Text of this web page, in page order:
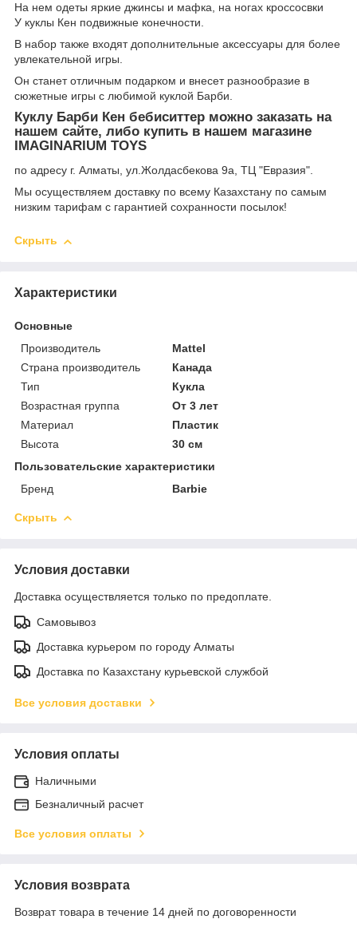
На нем одеты яркие джинсы и мафка, на ногах кроссосвки
У куклы Кен подвижные конечности.
В набор также входят дополнительные аксессуары для более
увлекательной игры.
Он станет отличным подарком и внесет разнообразие в
сюжетные игры с любимой куклой Барби.
Куклу Барби Кен бебиситтер можно заказать на
нашем сайте, либо купить в нашем магазине
IMAGINARIUM TOYS
по адресу г. Алматы, ул.Жолдасбекова 9а, ТЦ "Евразия".
Мы осуществляем доставку по всему Казахстану по самым
низким тарифам с гарантией сохранности посылок!
Скрыть
Характеристики
Основные
Производитель
Mattel
Страна производитель
Канада
Тип
Кукла
Возрастная группа
От 3 лет
Материал
Пластик
Высота
30 см
Пользовательские характеристики
Бренд
Barbie
Скрыть
Условия доставки
Доставка осуществляется только по предоплате.
Самовывоз
Доставка курьером по городу Алматы
Доставка по Казахстану курьевской службой
Все условия доставки
Условия оплаты
Наличными
Безналичный расчет
Все условия оплаты
Условия возврата
Возврат товара в течение 14 дней по договоренности